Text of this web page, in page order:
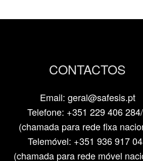
CONTACTOS
Email: geral@safesis.pt
Telefone: +351 229 406
(chamada para rede fixa
Telemóvel: +351 936 917
(chamada para rede móvel